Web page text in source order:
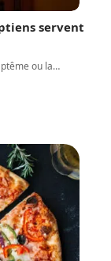
servent
ou la…